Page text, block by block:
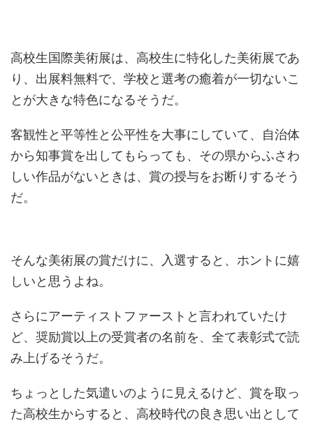
高校生国際美術展は、高校生に特化した美術展であ
り、出展料無料で、学校と選考の癒着が一切ないこ
とが大きな特色になるそうだ。
客観性と平等性と公平性を大事にしていて、自治体
から知事賞を出してもらっても、その県からふさわ
しい作品がないときは、賞の授与をお断りするそう
だ。
そんな美術展の賞だけに、入選すると、ホントに嬉
しいと思うよね。
さらにアーティストファーストと言われていたけ
ど、奨励賞以上の受賞者の名前を、全て表彰式で読
み上げるそうだ。
ちょっとした気遣いのように見えるけど、賞を取っ
た高校生からすると、高校時代の良き思い出として